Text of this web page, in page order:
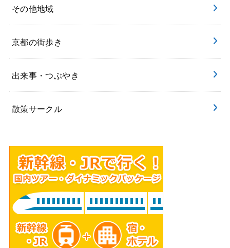
その他地域
京都の街歩き
出来事・つぶやき
散策サークル